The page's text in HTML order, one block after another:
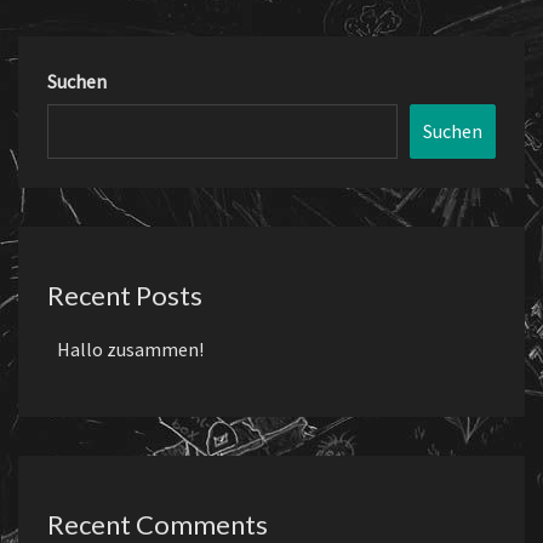
Suchen
Suchen
Recent Posts
Hallo zusammen!
Recent Comments